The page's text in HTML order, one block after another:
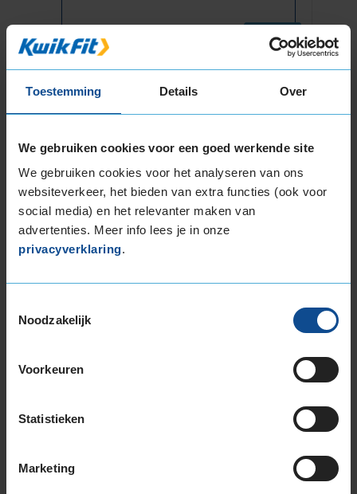
Toestemming Details Over
We gebruiken cookies voor een goed werkende site
We gebruiken cookies voor het analyseren van ons
websiteverkeer, het bieden van extra functies (ook voor
social media) en het relevanter maken van
advertenties. Meer info lees je in onze
privacyverklaring.
Noodzakelijk
Voorkeuren
Statistieken
Marketing
Montage
Ventiel of TPMS service
Stikstof
Item
1
of
14-inch banden
165/65R14 79T
175/65R14 82T